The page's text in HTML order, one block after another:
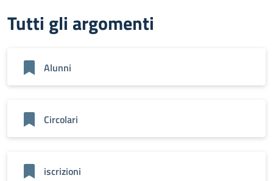
Tutti gli argomenti
Alunni
Circolari
iscrizioni